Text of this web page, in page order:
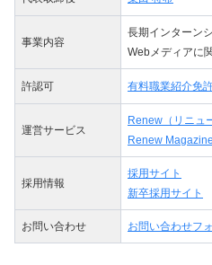
事業内容
長期インターン
Webメディアに
許認可 有料職業紹介免
運営サービス
Renew（リニュ
Renew
採用情報
採用サイト
新卒採用サイト
お問い合わせ お問い合わせフ